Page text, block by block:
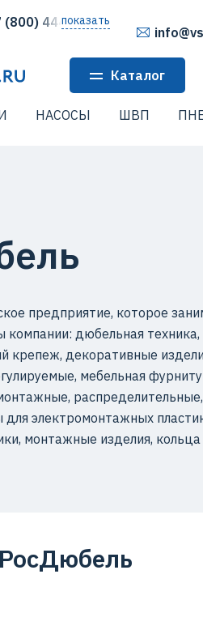
(800) 444-64-80
показать
Каталог
НАСОСЫ ШВП
предприятие, которое
компании: дюбельная
крепеж, декоративные
мебельная
для электромонтажных
монтажные изделия,